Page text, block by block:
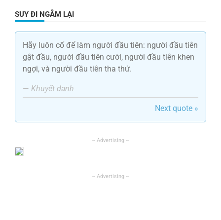
SUY ĐI NGẪM LẠI
Hãy luôn cố để làm người đầu tiên: người đầu tiên
gật đầu, người đầu tiên cười, người đầu tiên khen
ngợi, và người đầu tiên tha thứ.
— Khuyết danh
Next quote »